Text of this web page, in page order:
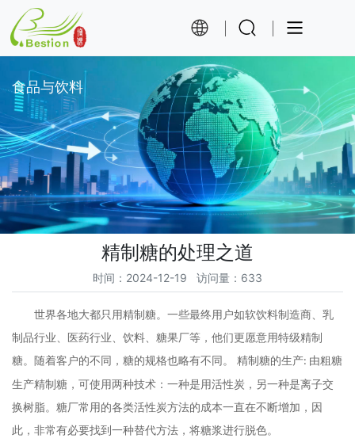
食品与饮料
精制糖的处理之道
时间 ：2024-12-19 访问量 ：633
世界各地大都只用精制糖。一些最终用户如软饮料制造商、乳
制品行业、医药行业、饮料、糖果厂等，他们更愿意用特级精制
糖。随着客户的不同，糖的规格也略有不同。 精制糖的生产: 由粗糖
生产精制糖，可使用两种技术：一种是用活性炭，另一种是离子交
换树脂。 糖厂常用的各类活性炭方法的成本一直在不断增加，因
此，非常有必要找到一种替代方法，将糖浆进行脱色。